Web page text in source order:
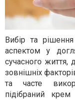
Вибір та рішення
аспектом у
сучасного життя,
зовнішніх
та часте
підібраний